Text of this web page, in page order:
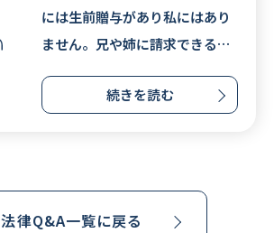
には生前贈与があり私にはあり
ません。兄や姉に請求できるで
続きを読む
法律Q&A一覧に戻る